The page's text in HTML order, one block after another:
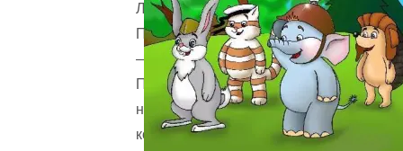
Лев
Павлиныч.
—
Подумайте,
ну
кому